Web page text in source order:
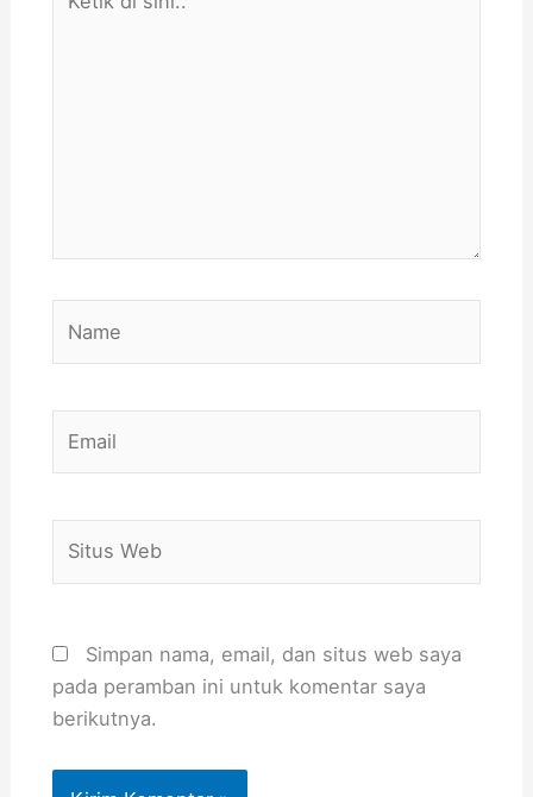
Web
Simpan nama, email, dan situs web saya
pada peramban ini untuk komentar saya
berikutnya.